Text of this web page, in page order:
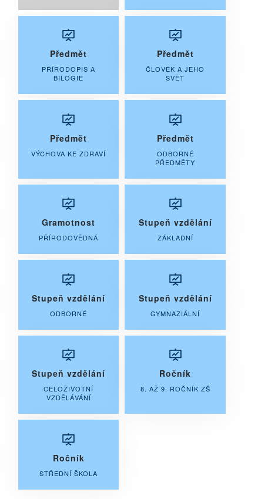
Předmět
PŘÍRODOPIS A
BILOGIE
Předmět
ČLOVĚK A JEHO
SVĚT
Předmět
VÝCHOVA KE ZDRAVÍ
Předmět
ODBORNÉ
PŘEDMĚTY
Gramotnost
PŘÍRODOVĚDNÁ
Stupeň vzdělání
ZÁKLADNÍ
Stupeň vzdělání
ODBORNÉ
Stupeň vzdělání
GYMNAZIÁLNÍ
Stupeň vzdělání
CELOŽIVOTNÍ
VZDĚLÁVÁNÍ
Ročník
8. AŽ 9. ROČNÍK ZŠ
Ročník
STŘEDNÍ ŠKOLA